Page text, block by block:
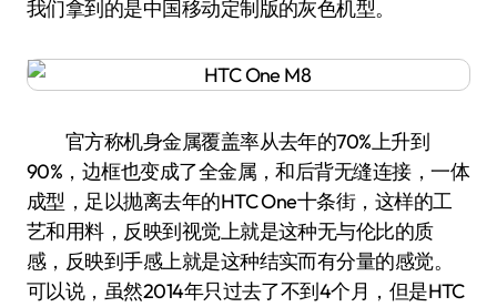
我们拿到的是中国移动定制版的灰色机型。
官方称机身金属覆盖率从去年的70%上升到
90%，边框也变成了全金属，和后背无缝连接，一体
成型，足以抛离去年的HTC One十条街，这样的工
艺和用料，反映到视觉上就是这种无与伦比的质
感，反映到手感上就是这种结实而有分量的感觉。
可以说，虽然2014年只过去了不到4个月，但是HTC